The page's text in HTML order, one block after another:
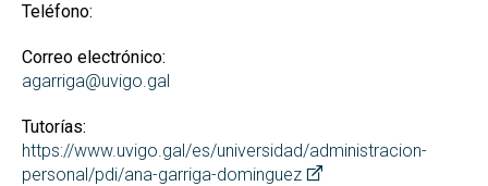
Teléfono:
Correo electrónico:
agarriga@uvigo.gal
Tutorías:
https://www.uvigo.gal/es/universidad/administracion-
personal/pdi/ana-garriga-dominguez